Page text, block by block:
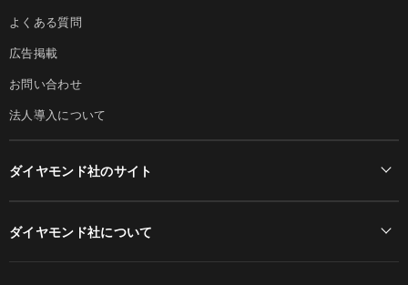
よくある質問
広告掲載
お問い合わせ
法人導入について
ダイヤモンド社のサイト
ダイヤモンド社について